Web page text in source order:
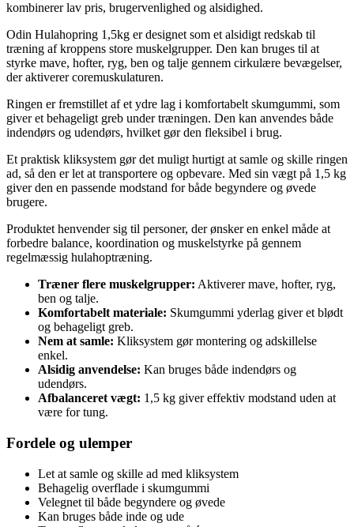
kombinerer lav pris, brugervenlighed og alsidighed.
Odin Hulahopring 1,5kg er designet som et alsidigt redskab til
træning af kroppens store muskelgrupper. Den kan bruges til at
styrke mave, hofter, ryg, ben og talje gennem cirkulære bevægelser,
der aktiverer coremuskulaturen.
Ringen er fremstillet af et ydre lag i komfortabelt skumgummi, som
giver et behageligt greb under træningen. Den kan anvendes både
indendørs og udendørs, hvilket gør den fleksibel i brug.
Et praktisk kliksystem gør det muligt hurtigt at samle og skille ringen
ad, så den er let at transportere og opbevare. Med sin vægt på 1,5 kg
giver den en passende modstand for både begyndere og øvede
brugere.
Produktet henvender sig til personer, der ønsker en enkel måde at
forbedre balance, koordination og muskelstyrke på gennem
regelmæssig hulahoptræning.
Træner flere muskelgrupper: Aktiverer mave, hofter, ryg,
ben og talje.
Komfortabelt materiale: Skumgummi yderlag giver et blødt
og behageligt greb.
Nem at samle: Kliksystem gør montering og adskillelse
enkel.
Alsidig anvendelse: Kan bruges både indendørs og
udendørs.
Afbalanceret vægt: 1,5 kg giver effektiv modstand uden at
være for tung.
Fordele og ulemper
Let at samle og skille ad med kliksystem
Behagelig overflade i skumgummi
Velegnet til både begyndere og øvede
Kan bruges både inde og ude